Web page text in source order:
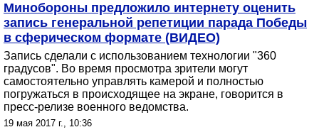
Минобороны предложило интернету оценить
запись генеральной репетиции парада Победы
в сферическом формате (ВИДЕО)
Запись сделали с использованием технологии "360
градусов". Во время просмотра зрители могут
самостоятельно управлять камерой и полностью
погружаться в происходящее на экране, говорится в
пресс-релизе военного ведомства.
19 мая 2017 г., 10:36